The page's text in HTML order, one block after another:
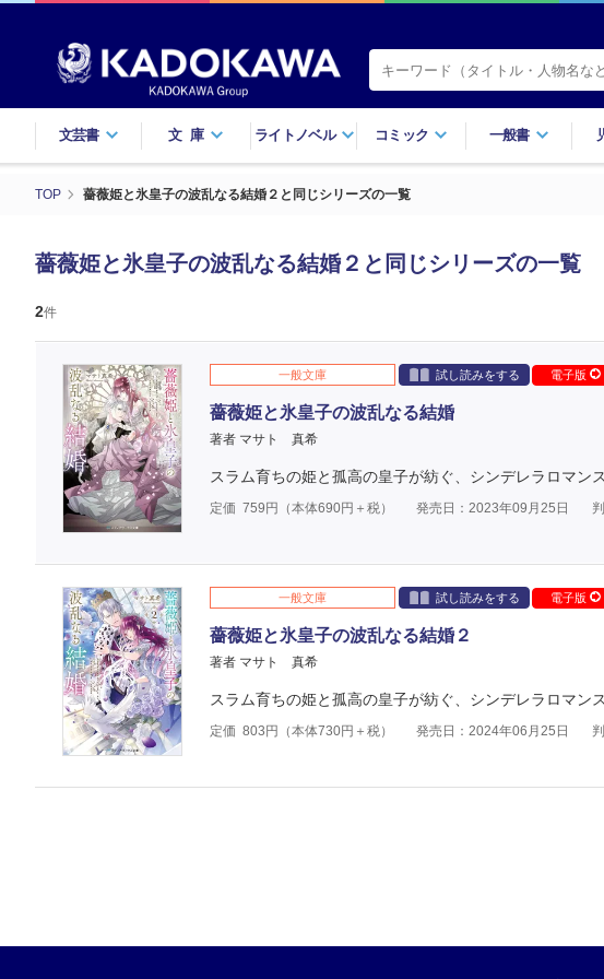
文芸書 文庫 ライトノベル コミック 一般書
TOP 薔薇姫と氷皇子の波乱なる結婚２と同じシリーズの一覧
薔薇姫と氷皇子の波乱なる結婚２と同じシリーズの一覧
2件
一般文庫 試し読みをする 電子版
薔薇姫と氷皇子の波乱なる結婚
著者 マサト 真希
スラム育ちの姫と孤高の皇子が紡ぐ、シンデレラロマン
定価 759 円（本体690円＋税） 発売日：2023年09月25日
一般文庫 試し読みをする 電子版
薔薇姫と氷皇子の波乱なる結婚２
著者 マサト 真希
スラム育ちの姫と孤高の皇子が紡ぐ、シンデレラロマン
定価 803 円（本体730円＋税） 発売日：2024年06月25日